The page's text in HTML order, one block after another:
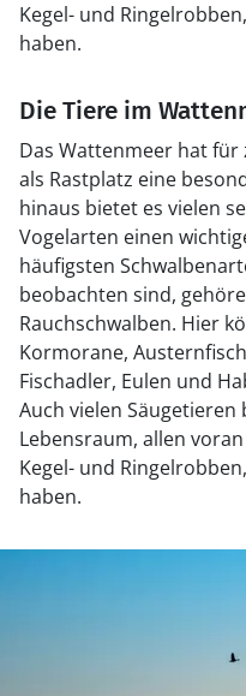
Kegel- und
haben.
Die Tiere im
Das Wattenmeer hat
als Rastplatz eine
hinaus bietet es vielen
Vogelarten einen
häufigsten
beobachten sind,
Rauchschwalben. Hier
Kormorane,
Fischadler, Eulen und
Auch vielen
Lebensraum, allen
Kegel- und
haben.